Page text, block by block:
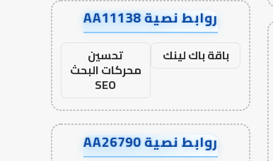
روابط نصية AA11138
باقة باك لينك تحسين
محركات البحث
SEO
روابط نصية AA26790